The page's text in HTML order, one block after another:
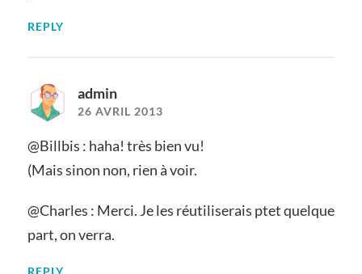
REPLY
admin
26 AVRIL 2013
@Billbis : haha! très bien vu!
(Mais sinon non, rien à voir.
@Charles : Merci. Je les réutiliserais ptet quelque
part, on verra.